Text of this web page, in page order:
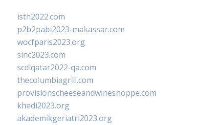
isth2022.com
p2b2pabi2023-makassar.com
wocfparis2023.org
sinc2023.com
scdlqatar2022-qa.com
thecolumbiagrill.com
provisionscheeseandwineshoppe.com
khedi2023.org
akademikgeriatri2023.org